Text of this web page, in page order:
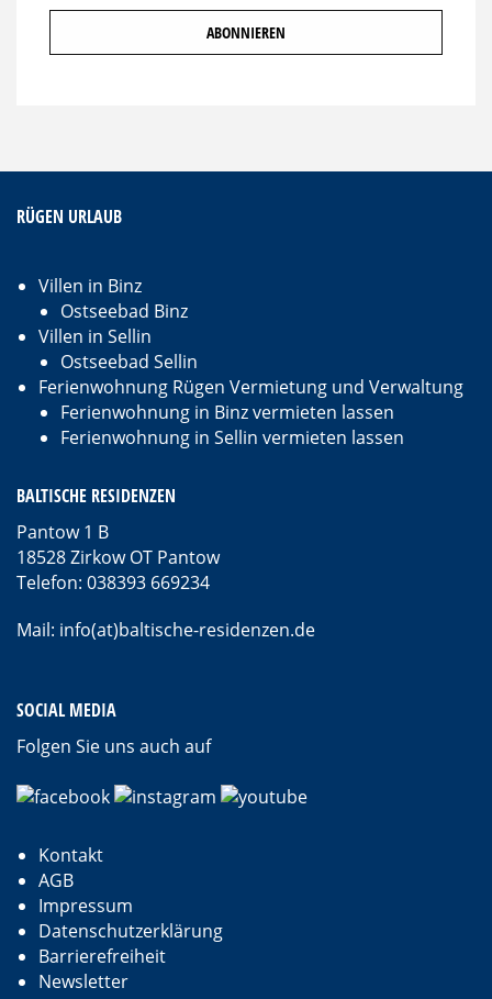
RÜGEN URLAUB
Villen in Binz
Ostseebad Binz
Villen in Sellin
Ostseebad Sellin
Ferienwohnung Rügen Vermietung und Verwaltung
Ferienwohnung in Binz vermieten lassen
Ferienwohnung in Sellin vermieten lassen
BALTISCHE RESIDENZEN
Pantow 1 B
18528 Zirkow OT Pantow
Telefon: 038393 669234
Mail: info(at)baltische-residenzen.de
SOCIAL MEDIA
Folgen Sie uns auch auf
Kontakt
AGB
Impressum
Datenschutzerklärung
Barrierefreiheit
Newsletter